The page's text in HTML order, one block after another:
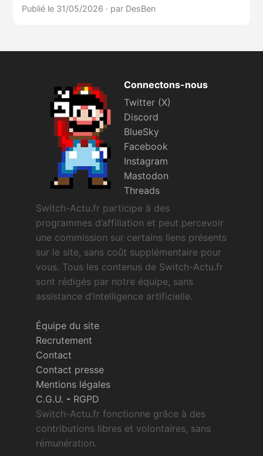
Publié le 31/05/2026 · par DesBen
Connectons-nous
Twitter (X)
Discord
BlueSky
Facebook
Instagram
Mastodon
Threads
Switch-Actu.fr participe à des
programmes d’affiliation et peut percevoir
une commission sur certains liens présents
sur le site, sans coût supplémentaire pour
vous. Tous les contenus de Switch-Actu.fr
sont rédigés par notre équipe, sans
assistance d’intelligence artificielle.
Équipe du site
Recrutement
Contact
Contact presse
Mentions légales
C.G.U. - RGPD
Switch-Actu.fr fonctionne grâce à des
contributions libres et volontaires, sans
rémunération.